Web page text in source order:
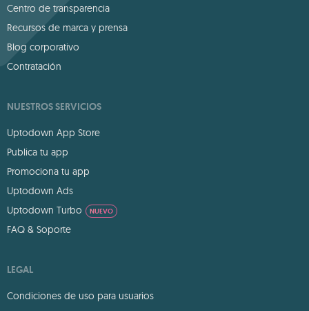
Centro de transparencia
Recursos de marca y prensa
Blog corporativo
Contratación
NUESTROS SERVICIOS
Uptodown App Store
Publica tu app
Promociona tu app
Uptodown Ads
Uptodown Turbo
NUEVO
FAQ & Soporte
LEGAL
Condiciones de uso para usuarios